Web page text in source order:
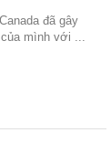
đã gây
mình với ...